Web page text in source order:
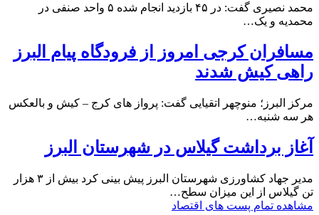
محمد نصیری گفت: در ۴۵ بازدید انجام شده ۵ واحد صنفی در
محمدیه و یک…
مسافران کرجی امروز از فرودگاه پیام البرز
راهی کیش شدند
مرکز البرز؛ منوچهر اتقیایی گفت: پرواز های کرج – کیش و بالعکس
هر سه شنبه…
آغاز برداشت گیلاس در شهرستان البرز
مدیر جهاد کشاورزی شهرستان البرز پیش بینی کرد بیش از ۳ هزار
تن گیلاس از این میزان سطح…
مشاهده تمام پست های اقتصاد